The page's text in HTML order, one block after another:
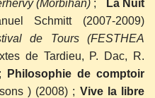
(Morbihan) ;
La Nuit
Schmitt (2007-2009)
de Tours (FESTHEA
de Tardieu, P. Dac, R.
Philosophie de comptoir
) (2008) ; Vive la libre